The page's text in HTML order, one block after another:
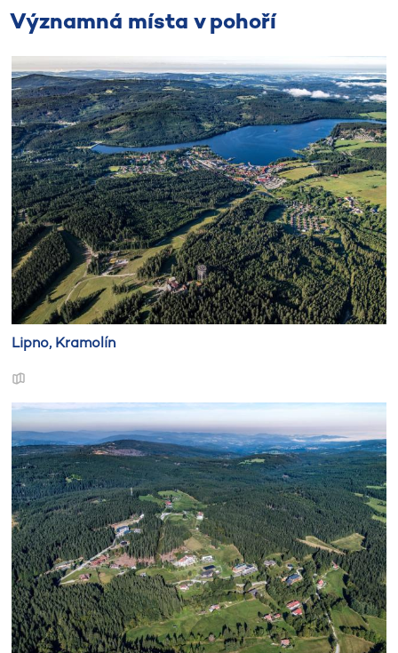
Teploty minimální ranní:
16 až 12 °C
Teploty maximální denní:
21 až 25 °C
Vítr:
Slabý vítr ze severních směrů 1 až 4 m/s.
Vydal/a: Eva Houbová
Významná místa v pohoří
Lipno, Kramolín